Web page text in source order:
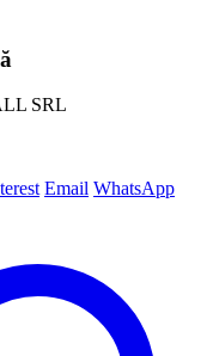
SRL
Email WhatsApp